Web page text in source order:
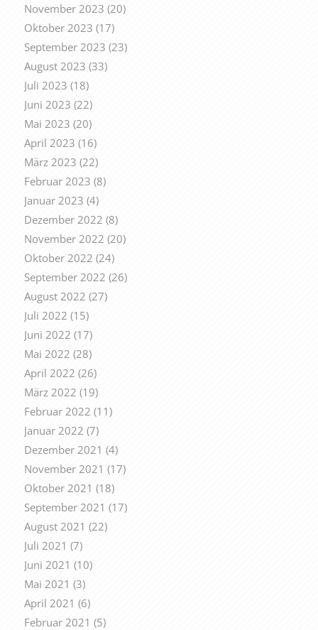
November 2023 (20)
Oktober 2023 (17)
September 2023 (23)
August 2023 (33)
Juli 2023 (18)
Juni 2023 (22)
Mai 2023 (20)
April 2023 (16)
März 2023 (22)
Februar 2023 (8)
Januar 2023 (4)
Dezember 2022 (8)
November 2022 (20)
Oktober 2022 (24)
September 2022 (26)
August 2022 (27)
Juli 2022 (15)
Juni 2022 (17)
Mai 2022 (28)
April 2022 (26)
März 2022 (19)
Februar 2022 (11)
Januar 2022 (7)
Dezember 2021 (4)
November 2021 (17)
Oktober 2021 (18)
September 2021 (17)
August 2021 (22)
Juli 2021 (7)
Juni 2021 (10)
Mai 2021 (3)
April 2021 (6)
Februar 2021 (5)